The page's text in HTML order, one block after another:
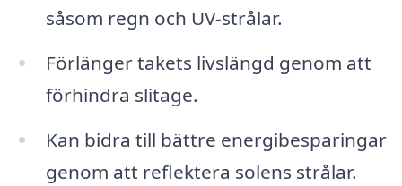
såsom regn och UV-strålar.
Förlänger takets livslängd genom att
förhindra slitage.
Kan bidra till bättre energibesparingar
genom att reflektera solens strålar.